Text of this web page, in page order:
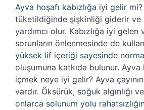
Ayva hoşafı kabızlığa iyi gelir
tüketildiğinde şişkinliği giderir ve
yardımcı olur. Kabızlığa iyi gelen
sorunların önlenmesinde de
yüksek lif içeriği sayesinde
oluşumuna katkıda bulunur. Ayva
içmek neye iyi gelir? Ayva
vardır. Öksürük, soğuk algınlığı
onlarca solunum yolu